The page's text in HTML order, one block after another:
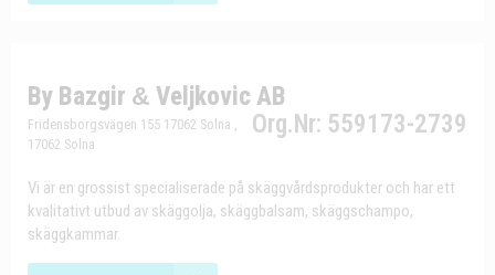
By Bazgir & Veljkovic AB
Org.Nr: 559173-2739
Fridensborgsvägen 155 17062 Solna ,
17062 Solna
Vi är en grossist specialiserade på skäggvårdsprodukter och har ett
kvalitativt utbud av skäggolja, skäggbalsam, skäggschampo,
skäggkammar.